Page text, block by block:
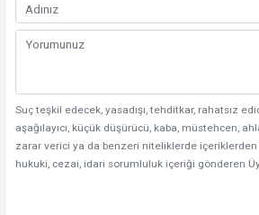
Suç teşkil edecek, yasadışı, tehditkar, rahatsız
aşağılayıcı, küçük düşürücü, kaba, müstehcen,
zarar verici ya da benzeri niteliklerde
hukuki, cezai, idari sorumluluk içeriği gönderen